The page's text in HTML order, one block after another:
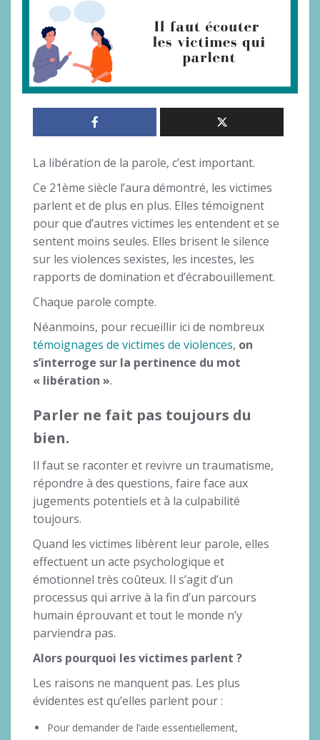
La libération de la parole, c’est important.
Ce 21ème siècle l’aura démontré, les victimes
parlent et de plus en plus. Elles témoignent
pour que d’autres victimes les entendent et se
sentent moins seules. Elles brisent le silence
sur les violences sexistes, les incestes, les
rapports de domination et d’écrabouillement.
Chaque parole compte.
Néanmoins, pour recueillir ici de nombreux
témoignages de victimes de violences, on
s’interroge sur la pertinence du mot
« libération ».
Parler ne fait pas toujours du
bien.
Il faut se raconter et revivre un traumatisme,
répondre à des questions, faire face aux
jugements potentiels et à la culpabilité
toujours.
Quand les victimes libèrent leur parole, elles
effectuent un acte psychologique et
émotionnel très coûteux. Il s’agit d’un
processus qui arrive à la fin d’un parcours
humain éprouvant et tout le monde n’y
parviendra pas.
Alors pourquoi les victimes parlent ?
Les raisons ne manquent pas. Les plus
évidentes est qu’elles parlent pour :
Pour demander de l’aide essentiellement,